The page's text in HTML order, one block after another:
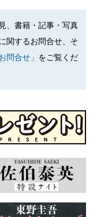
、書籍・記事・写真
関するお問合せ、そ
問合せ」
をご覧くだ